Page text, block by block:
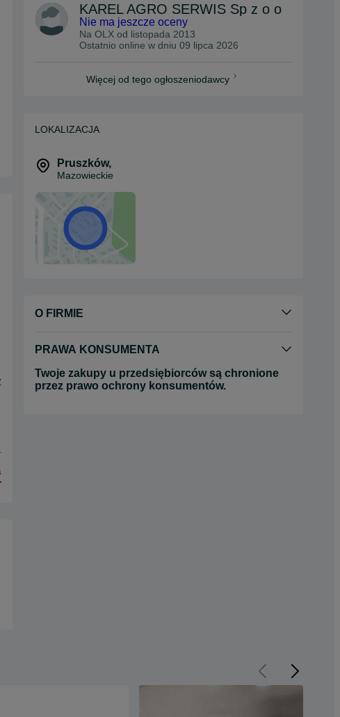
KAREL AGRO SERWIS Sp z o o
Nie ma jeszcze oceny
Na OLX od listopada 2013
Ostatnio online w dniu 09 lipca 2026
Więcej od tego ogłoszeniodawcy
LOKALIZACJA
Pruszków,
Mazowieckie
O FIRMIE
PRAWA KONSUMENTA
Twoje zakupy u przedsiębiorców są chronione
przez prawo ochrony konsumentów.